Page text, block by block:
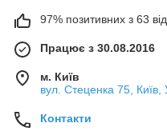
97% позитивних з 63
Працює з 30.08.2016
м. Київ
вул. Стеценка 75, Київ,
Контакти